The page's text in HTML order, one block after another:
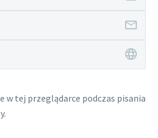
w tej przeglądarce podczas pisania